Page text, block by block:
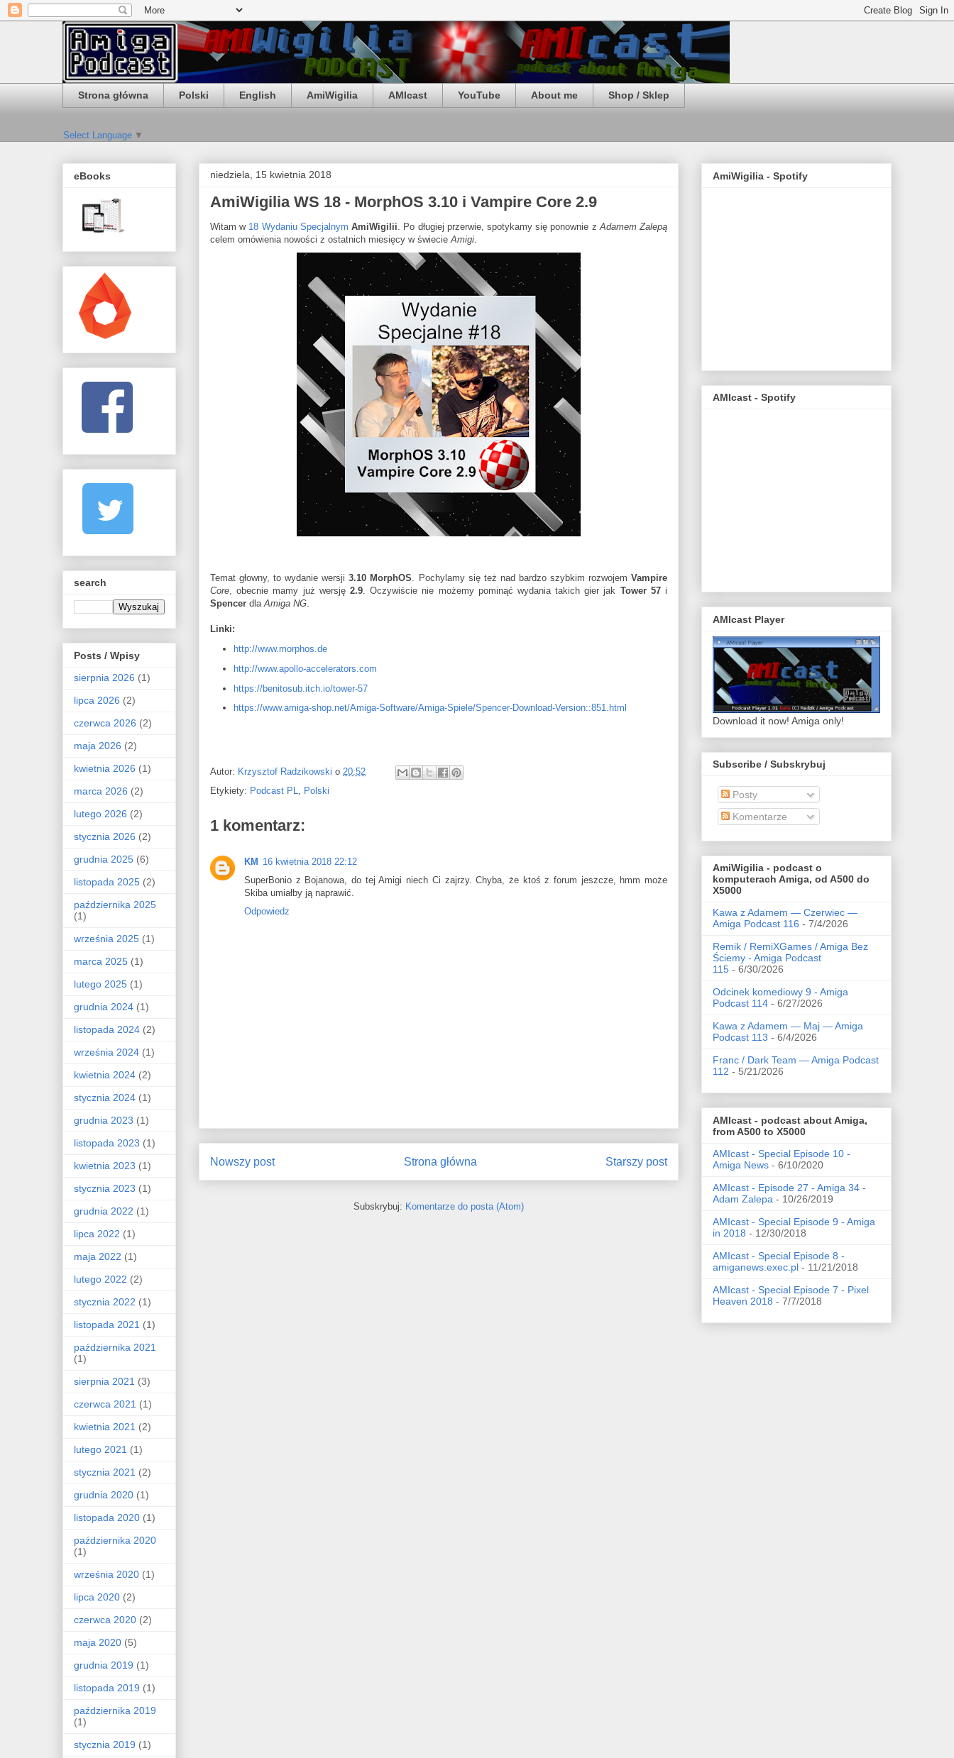
Strona główna Polski English AmiWigilia AMIcast YouTube About me Shop / Sklep
Select Language ▼
niedziela, 15 kwietnia 2018
AmiWigilia WS 18 - MorphOS 3.10 i Vampire Core 2.9
Witam w 18 Wydaniu Specjalnym AmiWigilii. Po długiej przerwie, spotykamy się ponownie zAdamem Zalepą
celem omówienia nowości z ostatnich miesięcy w świecieAmigi.
Temat głowny, to wydanie wersji3.10 MorphOS. Pochylamy się też nad bardzo szybkim rozwojemVampire
Core, obecnie mamy już wersję 2.9. Oczywiście nie możemy pominąć wydania takich gier jak Tower 57i
Spencer dlaAmiga NG.
Linki:
http://www.morphos.de
http://www.apollo-accelerators.com
https://benitosub.itch.io/tower-57
https://www.amiga-shop.net/Amiga-Software/Amiga-Spiele/Spencer-Download-Version::851.html
Autor: Krzysztof Radzikowski o 20:52
Etykiety: Podcast PL, Polski
1 komentarz:
KM 16 kwietnia 2018 22:12
SuperBonio z Bojanowa, do tej Amigi niech Ci zajrzy. Chyba, że ktoś z forum jeszcze, hmm może
Skiba umiałby ją naprawić.
Odpowiedz
Nowszy post Starszy post
Strona główna
Subskrybuj: Komentarze do posta (Atom)
eBooks
search
Posts / Wpisy
sierpnia 2026 (1)
lipca 2026 (2)
czerwca 2026 (2)
maja 2026 (2)
kwietnia 2026 (1)
marca 2026 (2)
lutego 2026 (2)
stycznia 2026 (2)
grudnia 2025 (6)
listopada 2025 (2)
października 2025
(1)
września 2025 (1)
marca 2025 (1)
lutego 2025 (1)
grudnia 2024 (1)
listopada 2024 (2)
września 2024 (1)
kwietnia 2024 (2)
stycznia 2024 (1)
grudnia 2023 (1)
listopada 2023 (1)
kwietnia 2023 (1)
stycznia 2023 (1)
grudnia 2022 (1)
lipca 2022 (1)
maja 2022 (1)
lutego 2022 (2)
stycznia 2022 (1)
listopada 2021 (1)
października 2021
(1)
sierpnia 2021 (3)
czerwca 2021 (1)
kwietnia 2021 (2)
lutego 2021 (1)
stycznia 2021 (2)
grudnia 2020 (1)
listopada 2020 (1)
października 2020
(1)
września 2020 (1)
lipca 2020 (2)
czerwca 2020 (2)
maja 2020 (5)
grudnia 2019 (1)
listopada 2019 (1)
października 2019
(1)
stycznia 2019 (1)
AmiWigilia - Spotify
AMIcast - Spotify
AMIcast Player
Download it now! Amiga only!
Subscribe / Subskrybuj
Posty
Komentarze
AmiWigilia - podcast o
komputerach Amiga, od A500 do
X5000
Kawa z Adamem — Czerwiec —
Amiga Podcast 116 - 7/4/2026
Remik / RemiXGames / Amiga Bez
Ściemy - Amiga Podcast
115 - 6/30/2026
Odcinek komediowy 9 - Amiga
Podcast 114 - 6/27/2026
Kawa z Adamem — Maj — Amiga
Podcast 113 - 6/4/2026
Franc / Dark Team — Amiga Podcast
112 - 5/21/2026
AMIcast - podcast about Amiga,
from A500 to X5000
AMIcast - Special Episode 10 -
Amiga News - 6/10/2020
AMIcast - Episode 27 - Amiga 34 -
Adam Zalepa - 10/26/2019
AMIcast - Special Episode 9 - Amiga
in 2018 - 12/30/2018
AMIcast - Special Episode 8 -
amiganews.exec.pl - 11/21/2018
AMIcast - Special Episode 7 - Pixel
Heaven 2018 - 7/7/2018